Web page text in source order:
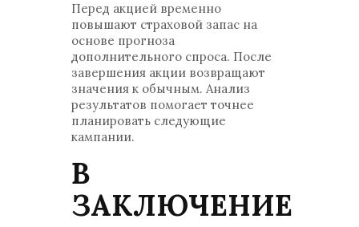
Перед акцией временно
повышают страховой запас на
основе прогноза
дополнительного спроса. После
завершения акции возвращают
значения к обычным. Анализ
результатов помогает точнее
планировать следующие
кампании.
В
ЗАКЛЮЧЕНИЕ